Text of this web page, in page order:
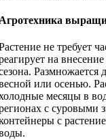
не требует
на
Размножается
или осенью.
месяцы в
с суровыми
с